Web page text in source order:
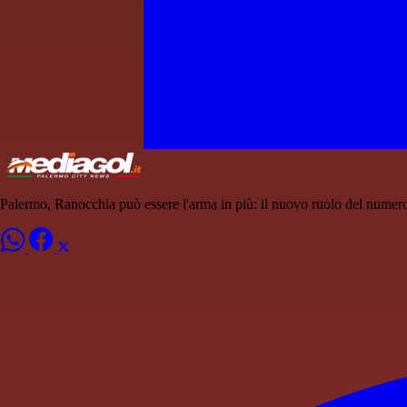
Palermo, Ranocchia può essere l'arma in più: il nuovo ruolo del